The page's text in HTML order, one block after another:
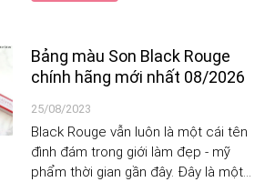
Bảng màu Son Black Rouge
chính hãng mới nhất 08/2026
25/08/2023
Black Rouge vẫn luôn là một cái tên
đình đám trong giới làm đẹp - mỹ
phẩm thời gian gần đây. Đây là một